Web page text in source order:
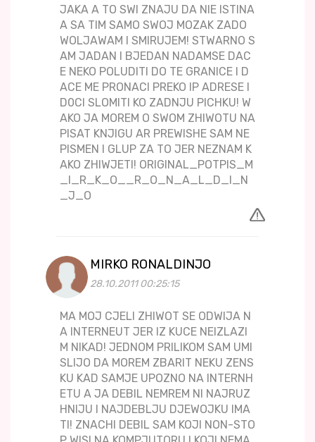
JAKA A TO SWI ZNAJU DA NIE ISTINA
A SA TIM SAMO SWOJ MOZAK ZADO
WOLJAWAM I SMIRUJEM! STWARNO S
AM JADAN I BJEDAN NADAMSE DAC
E NEKO POLUDITI DO TE GRANICE I D
ACE ME PRONACI PREKO IP ADRESE I
D0CI SLOMITI KO ZADNJU PICHKU! W
AKO JA MOREM O SWOM ZHIWOTU NA
PISAT KNJIGU AR PREWISHE SAM NE
PISMEN I GLUP ZA TO JER NEZNAM K
AKO ZHIWJETI! ORIGINAL_POTPIS_M
_I_R_K_O__R_O_N_A_L_D_I_N
_J_O
MIRKO RONALDINJO
28.10.2011 00:25:15
MA MOJ CJELI ZHIWOT SE ODWIJA N
A INTERNEUT JER IZ KUCE NEIZLAZI
M NIKAD! JEDNOM PRILIKOM SAM UMI
SLIJO DA MOREM ZBARIT NEKU ZENS
KU KAD SAMJE UPOZNO NA INTERNH
ETU A JA DEBIL NEMREM NI NAJRUZ
HNIJU I NAJDEBLJU DJEWOJKU IMA
TI! ZNACHI DEBIL SAM KOJI NON-STO